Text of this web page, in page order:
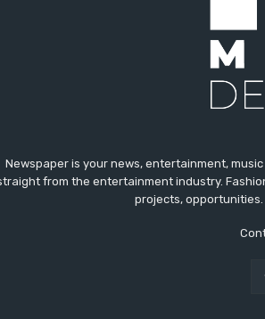
Newspaper is your news, entertainment,
from the entertainment industry.
projects, opportunities.